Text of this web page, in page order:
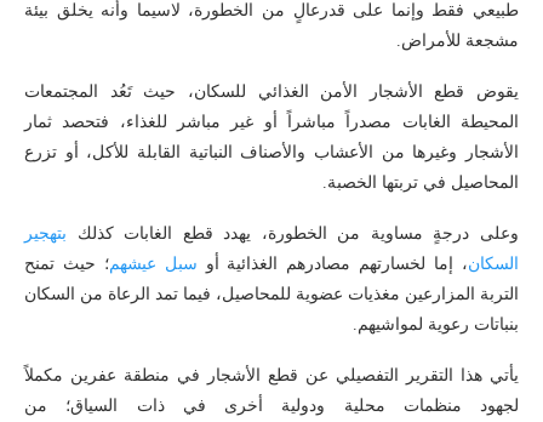
طبيعي فقط وإنما على قدرعالٍ من الخطورة، لاسيما وأنه يخلق بيئة
مشجعة للأمراض.
يقوض قطع الأشجار الأمن الغذائي للسكان، حيث تَعُد المجتمعات
المحيطة الغابات مصدراً مباشراً أو غير مباشر للغذاء، فتحصد ثمار
الأشجار وغيرها من الأعشاب والأصناف النباتية القابلة للأكل، أو تزرع
المحاصيل في تربتها الخصبة.
وعلى درجةٍ مساوية من الخطورة، يهدد قطع الغابات كذلك بتهجير
السكان، إما لخسارتهم مصادرهم الغذائية أو سبل عيشهم؛ حيث تمنح
التربة المزارعين مغذيات عضوية للمحاصيل، فيما تمد الرعاة من السكان
بنباتات رعوية لمواشيهم.
يأتي هذا التقرير التفصيلي عن قطع الأشجار في منطقة عفرين مكملاً
لجهود منظمات محلية ودولية أخرى في ذات السياق؛ من